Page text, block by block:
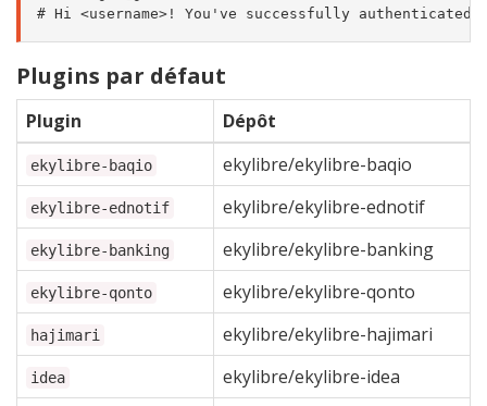
Plugins par défaut
Plugin Dépôt
ekylibre-baqio ekylibre/ekylibre-baqio
ekylibre-ednotif ekylibre/ekylibre-ednotif
ekylibre-banking ekylibre/ekylibre-banking
ekylibre-qonto ekylibre/ekylibre-qonto
hajimari ekylibre/ekylibre-hajimari
idea ekylibre/ekylibre-idea